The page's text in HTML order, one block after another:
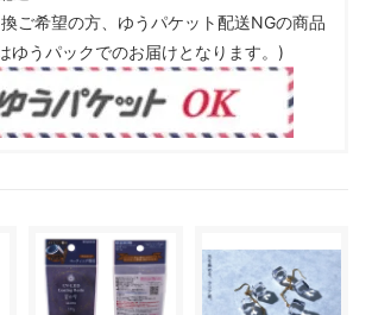
ご希望の方、ゆうパケット配送NGの商品
ゆうパックでのお届けとなります。)